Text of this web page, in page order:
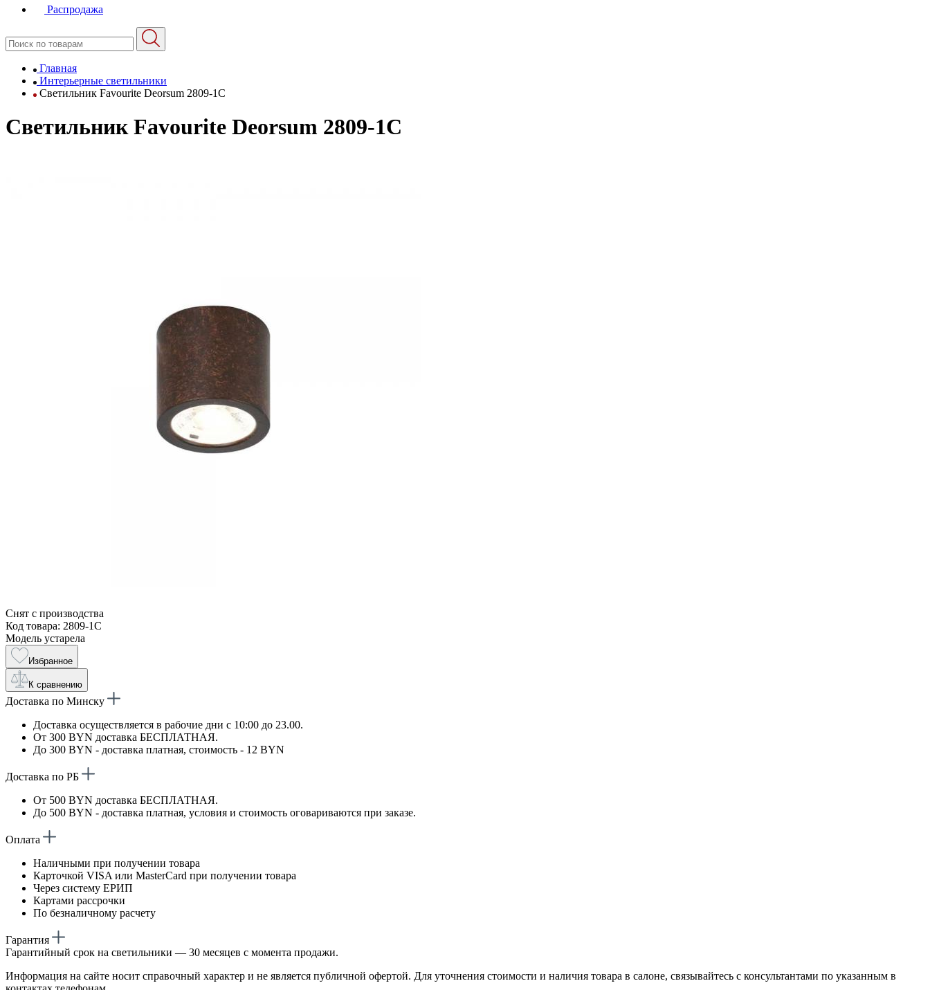
Распродажа
Главная
Интерьерные светильники
Светильник Favourite Deorsum 2809-1C
Светильник Favourite Deorsum 2809-1C
Снят с производства
Код товара: 2809-1C
Модель устарела
Избранное
К сравнению
Доставка по Минску
Доставка осуществляется в рабочие дни с 10:00 до 23.00.
От 300 BYN доставка БЕСПЛАТНАЯ.
До 300 BYN - доставка платная, стоимость - 12 BYN
Доставка по РБ
От 500 BYN доставка БЕСПЛАТНАЯ.
До 500 BYN - доставка платная, условия и стоимость оговариваются при заказе.
Оплата
Наличными при получении товара
Карточкой VISA или MasterCard при получении товара
Через систему ЕРИП
Картами рассрочки
По безналичному расчету
Гарантия
Гарантийный срок на светильники — 30 месяцев с момента продажи.
Информация на сайте носит справочный характер и не является публичной офертой. Для уточнения стоимости и наличия товара в салоне, связывайтесь с консультантами по указанным в